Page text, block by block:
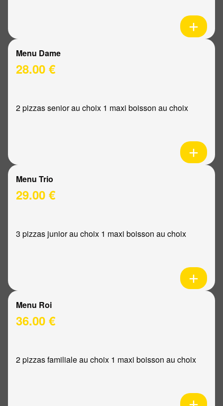
Menu Dame
28.00 €
2 pizzas senior au choix 1 maxi boisson au choix
Menu Trio
29.00 €
3 pizzas junior au choix 1 maxi boisson au choix
Menu Roi
36.00 €
2 pizzas familiale au choix 1 maxi boisson au choix